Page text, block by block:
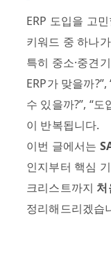
ERP 도입을 고
키워드 중 하나가
특히 중소·중견
ERP가 맞을까?”,
수 있을까?”, “도
이 반복됩니다.
이번 글에서는
인지부터 핵심
크리스트까지 처
정리해드리겠습